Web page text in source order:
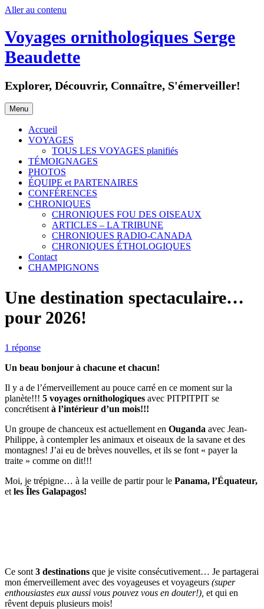
Aller au contenu
Voyages ornithologiques Serge
Beaudette
Explorer, Découvrir, Connaître, S'émerveiller!
Menu
Accueil
VOYAGES
TOUS LES VOYAGES planifiés
TÉMOIGNAGES
PHOTOS
ÉQUIPE et PARTENAIRES
CONFÉRENCES
CHRONIQUES
CHRONIQUES FOU DES OISEAUX
ARTICLES – LA TRIBUNE
CHRONIQUES RADIO-CANADA
CHRONIQUES ÉTHOLOGIQUES
Contact
CHAMPIGNONS
Une destination spectaculaire…
pour 2026!
1 réponse
Un beau bonjour à chacune et chacun!
Il y a de l’émerveillement au pouce carré en ce moment sur la
planète!!! 5 voyages ornithologiques avec PITPITPIT se
concrétisent à l’intérieur d’un mois!!!
Un groupe de chanceux est actuellement en Ouganda avec Jean-
Philippe, à contempler les animaux et oiseaux de la savane et des
montagnes! J’ai eu de brèves nouvelles, et ils se font « payer la
traite » comme on dit!!!
Moi, je trépigne… à la veille de partir pour le Panama, l’Équateur,
et les Îles Galapagos!
Ce sont 3 destinations que je visite consécutivement… Je partagerai
mon émerveillement avec des voyageuses et voyageurs (super
enthousiastes eux aussi vous pouvez vous en douter!), et qui en
rêvent depuis plusieurs mois!